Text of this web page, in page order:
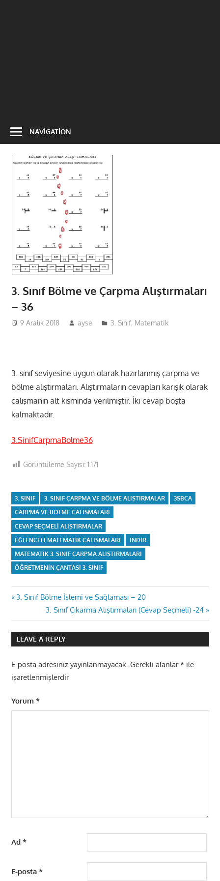
NAVIGATION
3. Sınıf Bölme ve Çarpma Alıştırmaları
– 36
9 Aralık 2018 ayse 3. Sınıf, Matematik
3. sınıf seviyesine uygun olarak hazırlanmış çarpma ve
bölme alıştırmaları. Alıştırmaların cevapları karışık olarak
çalışmanın alt kısmında verilmiştir. İki cevap boşta
kalmaktadır.
3.SinifCarpmaBolme36
Görüntüleme Sayısı: 1.171
3. SINIF 3. SINIF ÇARPMA VE BÖLME ALIŞTIRMALAR
3SBCA
ÇARPMA VE BÖLME ÇALIŞMALARI
CEVAP SEÇMELI ALIŞTIRMALAR
EĞLENCELI MATEMATIK ÇALIŞMALARI
INDIR
MATEMATIK 3. SINIF ÇARPMA ALIŞTIRMALARI
ÖĞRETMENIN ÇANTASI 3. SINIF
Yazı
gezinmesi
Previous
3. Sınıf Bölme İşlemi ve Sağlaması – 20
Next
Post:
3. Sınıf Çıkarma Alıştırmaları (Cevap Seçmeli) -24
LEAVE A REPLY
E-posta adresiniz yayınlanmayacak. Gerekli alanlar*ile
işaretlenmişlerdir
Yorum *
Ad *
E-posta *